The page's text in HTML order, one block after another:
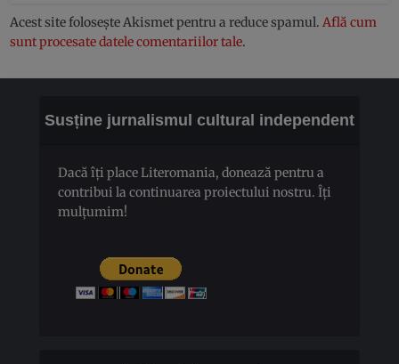
Acest site folosește Akismet pentru a reduce spamul.Află cum
sunt procesate datele comentariilor tale.
Susține jurnalismul cultural independent
Dacă îți place Literomania, donează pentru a
contribui la continuarea proiectului nostru. Îți
mulțumim!